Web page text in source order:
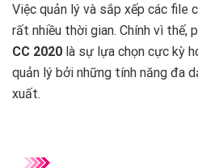
Việc quản lý và sắp xếp các file
rất nhiều thời gian. Chính vì thế,
CC 2020 là sự lựa chọn cực kỳ
quản lý bởi những tính năng đa
xuất.